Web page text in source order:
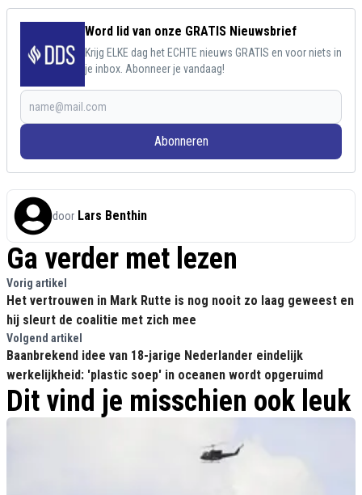
Word lid van onze GRATIS Nieuwsbrief
Krijg ELKE dag het ECHTE nieuws GRATIS en voor niets in
je inbox. Abonneer je vandaag!
Abonneren
door Lars Benthin
Ga verder met lezen
Vorig artikel
Het vertrouwen in Mark Rutte is nog nooit zo laag geweest en
hij sleurt de coalitie met zich mee
Volgend artikel
Baanbrekend idee van 18-jarige Nederlander eindelijk
werkelijkheid: 'plastic soep' in oceanen wordt opgeruimd
Dit vind je misschien ook leuk